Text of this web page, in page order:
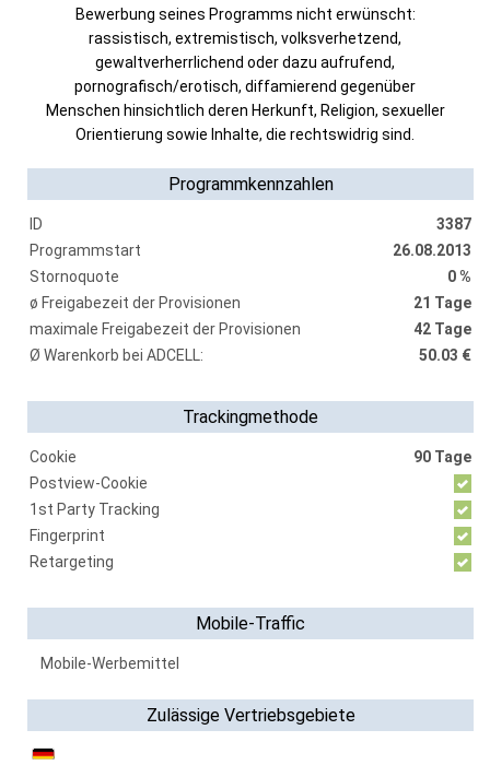
Bewerbung seines Programms nicht erwünscht:
rassistisch, extremistisch, volksverhetzend,
gewaltverherrlichend oder dazu aufrufend,
pornografisch/erotisch, diffamierend gegenüber
Menschen hinsichtlich deren Herkunft, Religion, sexueller
Orientierung sowie Inhalte, die rechtswidrig sind.
Programmkennzahlen
ID
3387
Programmstart
26.08.2013
Stornoquote
0 %
ø Freigabezeit der Provisionen
21 Tage
maximale Freigabezeit der Provisionen
42 Tage
Ø Warenkorb bei ADCELL:
50.03 €
Trackingmethode
Cookie
90 Tage
Postview-Cookie
1st Party Tracking
Fingerprint
Retargeting
Mobile-Traffic
Mobile-Werbemittel
Zulässige Vertriebsgebiete